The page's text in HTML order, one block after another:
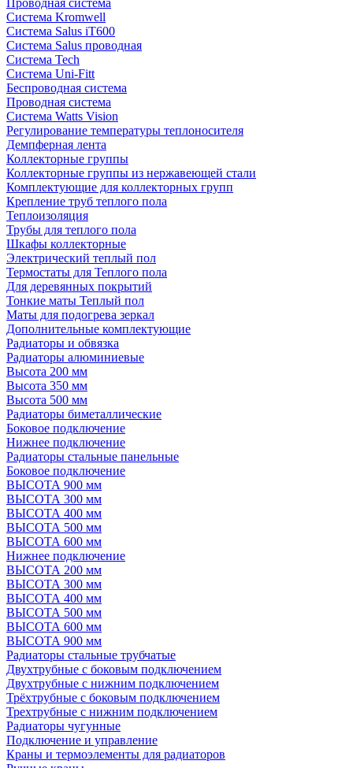
Система Kromwell
Система Salus iT600
Система Salus проводная
Система Tech
Система Uni-Fitt
Беспроводная система
Проводная система
Система Watts Vision
Регулирование температуры теплоносителя
Демпферная лента
Коллекторные группы
Коллекторные группы из нержавеющей стали
Комплектующие для коллекторных групп
Крепление труб теплого пола
Теплоизоляция
Трубы для теплого пола
Шкафы коллекторные
Электрический теплый пол
Термостаты для Теплого пола
Для деревянных покрытий
Тонкие маты Теплый пол
Маты для подогрева зеркал
Дополнительные комплектующие
Радиаторы и обвязка
Радиаторы алюминиевые
Высота 200 мм
Высота 350 мм
Высота 500 мм
Радиаторы биметаллические
Боковое подключение
Нижнее подключение
Радиаторы стальные панельные
Боковое подключение
ВЫСОТА 900 мм
ВЫСОТА 300 мм
ВЫСОТА 400 мм
ВЫСОТА 500 мм
ВЫСОТА 600 мм
Нижнее подключение
ВЫСОТА 200 мм
ВЫСОТА 300 мм
ВЫСОТА 400 мм
ВЫСОТА 500 мм
ВЫСОТА 600 мм
ВЫСОТА 900 мм
Радиаторы стальные трубчатые
Двухтрубные с боковым подключением
Двухтрубные с нижним подключением
Трёхтрубные с боковым подключением
Трехтрубные с нижним подключением
Радиаторы чугунные
Подключение и управление
Краны и термоэлементы для радиаторов